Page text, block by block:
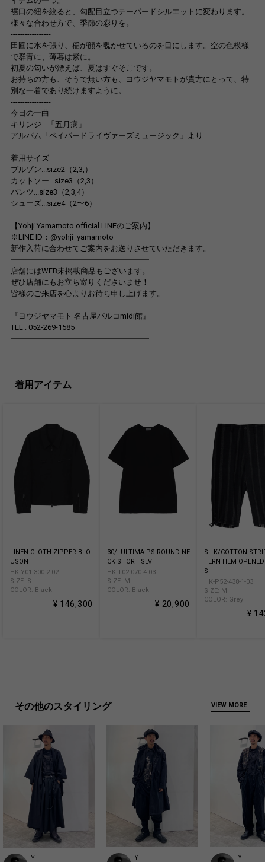
裾口の紐を絞ると、勾配目立つテーパードシルエットに変わります。
様々な合わせ方で、季節の彩りを。
-----------------
田圃に水を張り、稲が顔を覗かせているのを目にします。空の色模様
で群青に、薄暮は紫に。
初夏の匂いが漂えば、夏はすぐそこです。
お持ちの方も、そうで無い方も、ヨウジヤマモトが貴方にとって、特
別な一着であり続けますように。
-----------------
今日の一曲
キリンジ - 「五月病」
アルバム「ペイパードライヴァーズミュージック」より
着用サイズ
ブルゾン...size2（2,3,）
カットソー...size3（2,3）
パンツ...size3（2,3,4）
シューズ...size4（2〜6）
【Yohji Yamamoto official LINEのご案内】
※LINE ID：@yohji_yamamoto
新作入荷に合わせてご案内をお送りさせていただきます。
━━━━━━━━━━━━━━━━━━
店舗にはWEB未掲載商品もございます。
ぜひ店舗にもお立ち寄りくださいませ！
皆様のご来店を心よりお待ち申し上げます。
『ヨウジヤマモト 名古屋パルコmidi館』
TEL : 052-269-1585
━━━━━━━━━━━━━━━━━━
着用アイテム
LINEN CLOTH ZIPPER BLO
USON
HK-Y01-300-2-02
SIZE: S
COLOR: Black
¥ 146,300
30/- ULTIMA PS ROUND NE
CK SHORT SLV T
HK-T02-070-4-03
SIZE: M
COLOR: Black
¥ 20,900
SILK/COTTON
TERN HEM
S
HK-P52-438-1-03
SIZE: M
COLOR: Grey
¥
その他のスタイリング VIEW MORE
Y
Y
Y